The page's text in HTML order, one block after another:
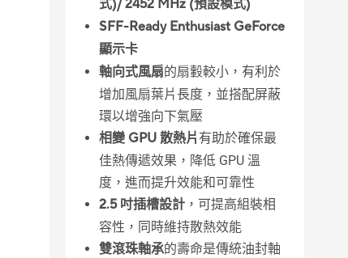
式)/ 2452 MHz (預設模式)
SFF-Ready Enthusiast GeForce
顯示卡
軸向式風扇的扇轂較小，有利於
增加風扇葉片長度，並搭配屏蔽
環以增強向下氣壓
相變 GPU 散熱片 有助於確保最
佳熱傳遞效果，降低 GPU 溫
度，進而提升效能和可靠性
2.5 吋插槽設計 ，可提高組裝相
容性，同時維持散熱效能
雙滾珠軸承的壽命是傳統油封軸